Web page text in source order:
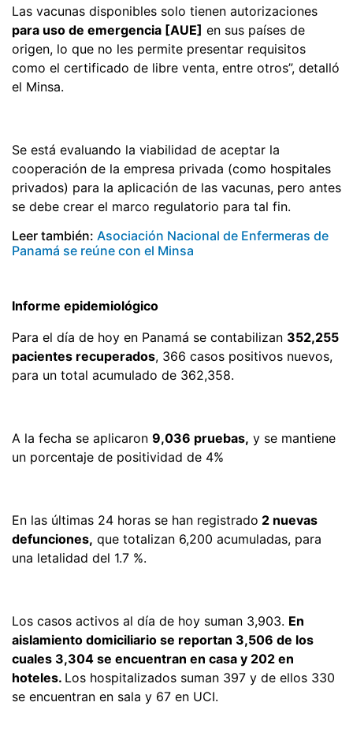
Las vacunas disponibles solo tienen autorizaciones
para uso de emergencia [AUE] en sus países de
origen, lo que no les permite presentar requisitos
como el certificado de libre venta, entre otros”, detalló
el Minsa.
Se está evaluando la viabilidad de aceptar la
cooperación de la empresa privada (como hospitales
privados) para la aplicación de las vacunas, pero antes
se debe crear el marco regulatorio para tal fin.
Leer también: Asociación Nacional de Enfermeras de
Panamá se reúne con el Minsa
Informe epidemiológico
Para el día de hoy en Panamá se contabilizan 352,255
pacientes recuperados, 366 casos positivos nuevos,
para un total acumulado de 362,358.
A la fecha se aplicaron 9,036 pruebas, y se mantiene
un porcentaje de positividad de 4%
En las últimas 24 horas se han registrado 2 nuevas
defunciones, que totalizan 6,200 acumuladas, para
una letalidad del 1.7 %.
Los casos activos al día de hoy suman 3,903. En
aislamiento domiciliario se reportan 3,506 de los
cuales 3,304 se encuentran en casa y 202 en
hoteles. Los hospitalizados suman 397 y de ellos 330
se encuentran en sala y 67 en UCI.